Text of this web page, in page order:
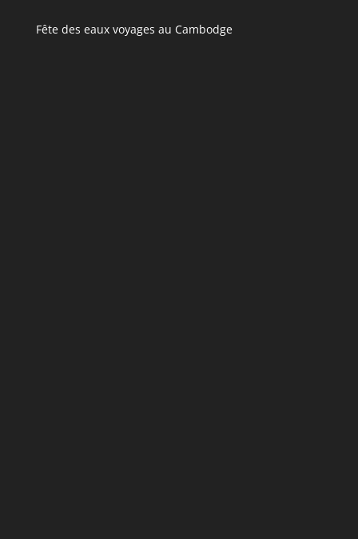
Fête des eaux voyages au Cambodge